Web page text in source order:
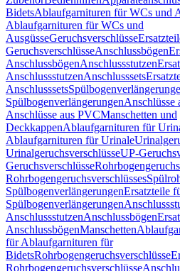
BidetsAblaufgarnituren für WCs und
Ablaufgarnituren für WCs und
AusgüsseGeruchsverschlüsse
GeruchsverschlüsseAnschlussbögen
AnschlussbögenAnschlussstutzen
AnschlussstutzenAnschlusssets
Anschlusssets
SpülbogenverlängerungenAnschlüsse
Anschlüsse aus PVCManschetten und
DeckkappenAblaufgarnituren für
Ablaufgarnituren für Urinale
UrinalgeruchsverschlüsseUP-
Geruchsverschlüsse
Rohrbogengeruchsverschlüsses
SpülbogenverlängerungenErsatzteile
Spülbogenverlängerungen
AnschlussstutzenAnschlussbögen
AnschlussbögenManschetten
für Ablaufgarnituren für
BidetsRohrbogengeruchsverschlüsse
Rohrbogengeruchsverschlüsse